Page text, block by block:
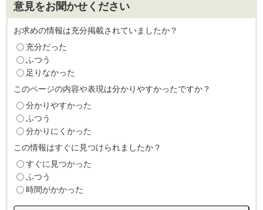
意見をお聞かせください
お求めの情報は充分掲載されていましたか？
充分だった
ふつう
足りなかった
このページの内容や表現は分かりやすかったですか？
分かりやすかった
ふつう
分かりにくかった
この情報はすぐに見つけられましたか？
すぐに見つかった
ふつう
時間がかかった